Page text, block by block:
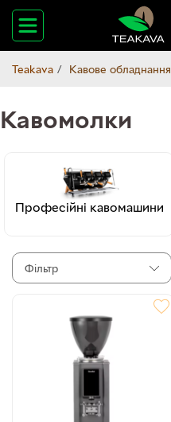
Teakava Кавове обладнання
Кавомолки
Професійні кавомашини
Фільтр